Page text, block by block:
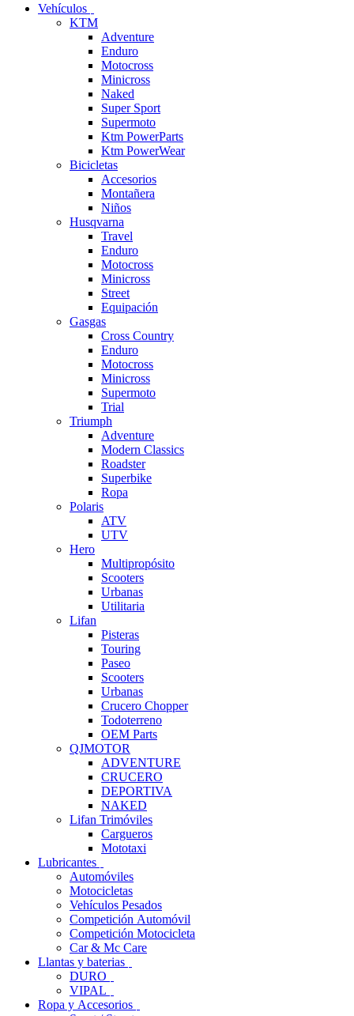
Vehículos
KTM
Adventure
Enduro
Motocross
Minicross
Naked
Super Sport
Supermoto
Ktm PowerParts
Ktm PowerWear
Bicicletas
Accesorios
Montañera
Niños
Husqvarna
Travel
Enduro
Motocross
Minicross
Street
Equipación
Gasgas
Cross Country
Enduro
Motocross
Minicross
Supermoto
Trial
Triumph
Adventure
Modern Classics
Roadster
Superbike
Ropa
Polaris
ATV
UTV
Hero
Multipropósito
Scooters
Urbanas
Utilitaria
Lifan
Pisteras
Touring
Paseo
Scooters
Urbanas
Crucero Chopper
Todoterreno
OEM Parts
QJMOTOR
ADVENTURE
CRUCERO
DEPORTIVA
NAKED
Lifan Trimóviles
Cargueros
Mototaxi
Lubricantes
Automóviles
Motocicletas
Vehículos Pesados
Competición Automóvil
Competición Motocicleta
Car & Mc Care
Llantas y baterias
DURO
VIPAL
Ropa y Accesorios